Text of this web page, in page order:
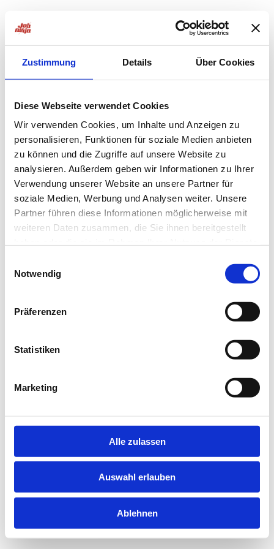
Zustimmung Details Über Cookies
Diese Webseite verwendet Cookies
Wir verwenden Cookies, um Inhalte und Anzeigen zu
personalisieren, Funktionen für soziale Medien anbieten
zu können und die Zugriffe auf unsere Website zu
analysieren. Außerdem geben wir Informationen zu Ihrer
Verwendung unserer Website an unsere Partner für
soziale Medien, Werbung und Analysen weiter. Unsere
Partner führen diese Informationen möglicherweise mit
weiteren Daten zusammen, die Sie ihnen bereitgestellt
Notwendig
Präferenzen
Statistiken
Marketing
Alle zulassen
Auswahl erlauben
Ablehnen
loadingjobninja.com
for more